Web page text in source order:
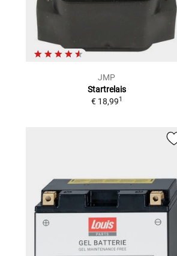
JMP
Startrelais
€ 18,991